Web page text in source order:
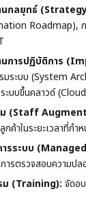
นกลยุทธ์
Roadmap), ก
นการปฏิบัติการ
มระบบ (System
ระบบขึ้นคลาวด์
ม (Staff
ค้าในระยะเวลาที่ก
ารระบบ
การตรวจสอบความ
ม (Training): จัดอ